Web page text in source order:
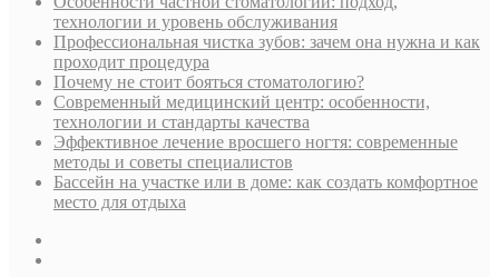
технологии и уровень обслуживания
Профессиональная чистка зубов: зачем она нужна и как
проходит процедура
Почему не стоит бояться стоматологию?
Современный медицинский центр: особенности,
технологии и стандарты качества
Эффективное лечение вросшего ногтя: современные
методы и советы специалистов
Бассейн на участке или в доме: как создать комфортное
место для отдыха